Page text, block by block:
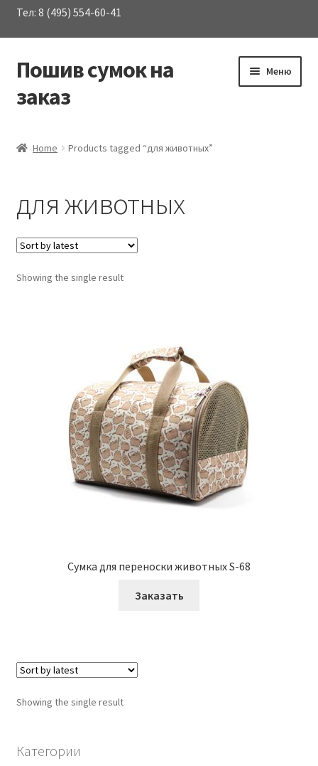
Тел: 8 (495) 554-60-41
Перейти
к
навигации
Перейти
к
содержимому
Пошив сумок на
заказ
Меню
Услуги
Материалы
Контакты
Home Products tagged “для животных”
для животных
Showing the single result
Сумка для переноски животных S-68
Заказать
Showing the single result
Категории